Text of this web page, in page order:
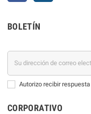
BOLETÍN
Autorizo recibir
CORPORATIVO